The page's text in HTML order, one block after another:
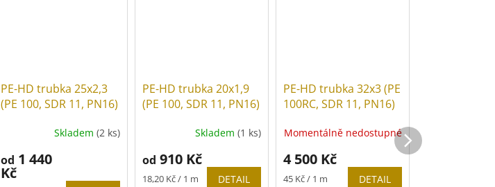
PE-HD trubka 25x2,3
(PE 100, SDR 11, PN16)
Skladem (2 ks)
od 1 440
Kč
PE-HD trubka 20x1,9
(PE 100, SDR 11, PN16)
Skladem (1 ks)
od 910 Kč
Měrná
18,20 Kč / 1 m DETAIL
PE-HD trubka 32x3 (PE
100RC, SDR 11, PN16)
Momentálně nedostupné
4 500 Kč
Měrná
45 Kč / 1 m DETAIL